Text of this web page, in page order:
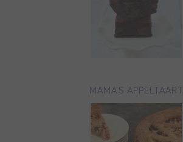
MAMA’S APPELTAART